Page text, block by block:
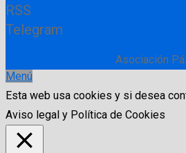
RSS
Telegram
Asociación
Menú
Esta web usa cookies y si desea
Aviso legal y Política de Cookies